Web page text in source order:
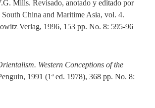
Mills. Revisado, anotado y editado por
China and Maritime Asia, vol. 4.
Verlag, 1996, 153 pp. No. 8: 595-96
Western Conceptions of the
1991 (1ª ed. 1978), 368 pp. No. 8: